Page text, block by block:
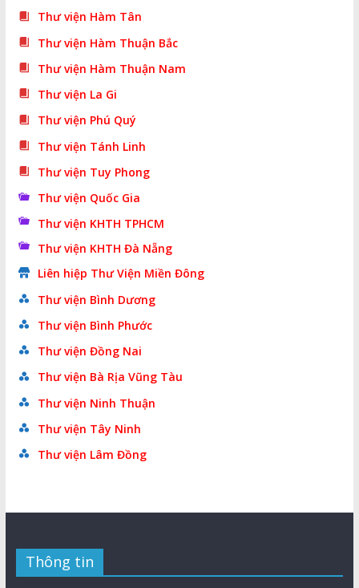
Thư viện Hàm Tân
Thư viện Hàm Thuận Bắc
Thư viện Hàm Thuận Nam
Thư viện La Gi
Thư viện Phú Quý
Thư viện Tánh Linh
Thư viện Tuy Phong
Thư viện Quốc Gia
Thư viện KHTH TPHCM
Thư viện KHTH Đà Nẵng
Liên hiệp Thư Viện Miền Đông
Thư viện Bình Dương
Thư viện Bình Phước
Thư viện Đồng Nai
Thư viện Bà Rịa Vũng Tàu
Thư viện Ninh Thuận
Thư viện Tây Ninh
Thư viện Lâm Đồng
Thông tin